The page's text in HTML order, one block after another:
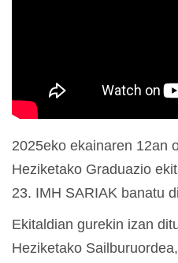
2025eko ekainaren 12an
Heziketako Graduazio
23. IMH SARIAK banatu
Ekitaldian gurekin izan
Heziketako